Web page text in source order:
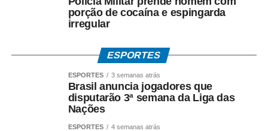
porção de cocaína e espingarda
irregular
ESPORTES
ESPORTES 3 semanas atrás
Brasil anuncia jogadores que
disputarão 3ª semana da Liga das
Nações
ESPORTES 4 semanas atrás